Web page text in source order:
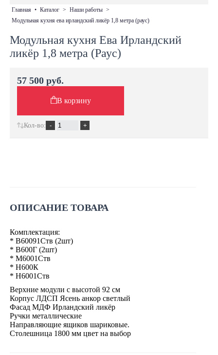
главная • каталог > наши работы >
модульная кухня ева ирландский ликёр 1,8 метра (раус)
Модульная кухня Ева Ирландский
ликёр 1,8 метра (Раус)
ОПИСАНИЕ ТОВАРА
Комплектация:
* В60091Ств (2шт)
* В600Г (2шт)
* М6001Ств
* Н600К
* Н6001Ств
Верхние модули с высотой 92 см
Корпус ЛДСП Ясень анкор светлый
Фасад МДФ Ирландский ликёр
Ручки металлические
Направляющие ящиков шариковые.
Столешница 1800 мм цвет на выбор
57 500 руб.
В корзину
Кол-во: